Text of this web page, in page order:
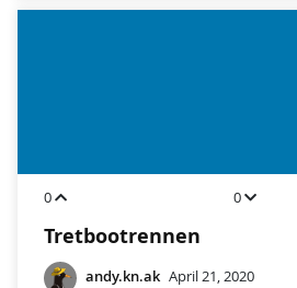
0 0
Tretbootrennen
andy.kn.ak April 21, 2020